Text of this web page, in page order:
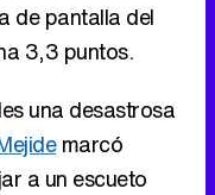
de pantalla del
3,3 puntos.
una desastrosa
marcó
a un escueto